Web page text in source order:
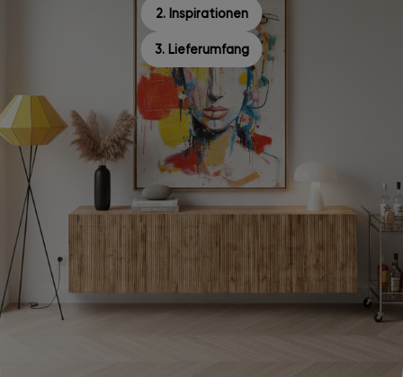
2. Inspirationen
3. Lieferumfang